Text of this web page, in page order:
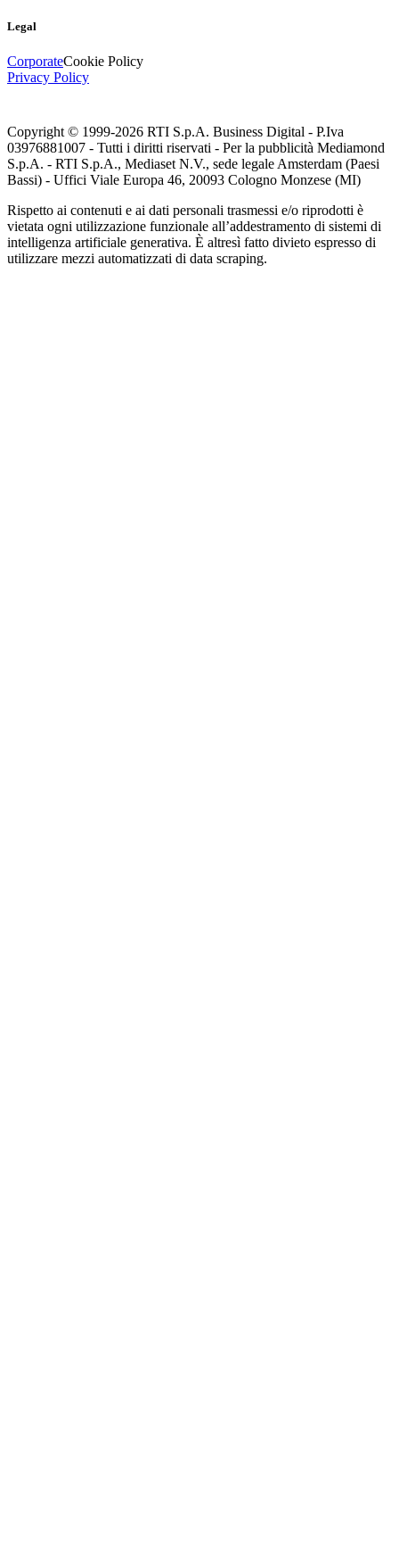
Legal
CorporateCookie Policy
Privacy Policy
Copyright © 1999-2026 RTI S.p.A. Business Digital - P.Iva
03976881007 - Tutti i diritti riservati - Per la pubblicità Mediamond
S.p.A. - RTI S.p.A., Mediaset N.V., sede legale Amsterdam (Paesi
Bassi) - Uffici Viale Europa 46, 20093 Cologno Monzese (MI)
Rispetto ai contenuti e ai dati personali trasmessi e/o riprodotti è
vietata ogni utilizzazione funzionale all’addestramento di sistemi di
intelligenza artificiale generativa. È altresì fatto divieto espresso di
utilizzare mezzi automatizzati di data scraping.